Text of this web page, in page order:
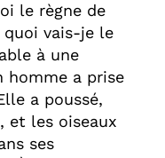
le règne de
vais-je le
à une
homme a prise
a poussé,
et les oiseaux
ses